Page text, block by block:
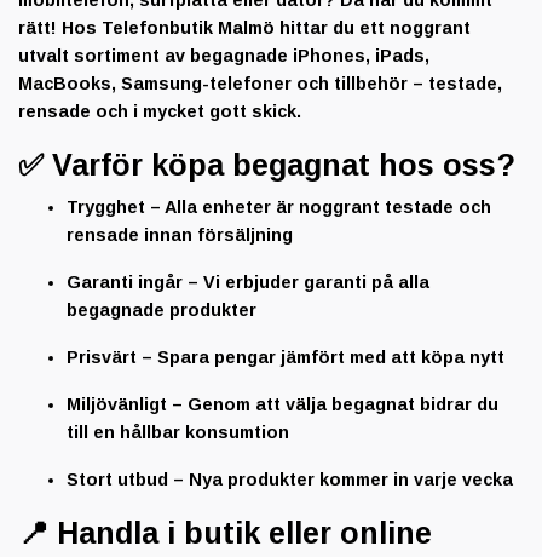
rätt! Hos Telefonbutik Malmö hittar du ett noggrant
utvalt sortiment av begagnade iPhones, iPads,
MacBooks, Samsung-telefoner och tillbehör – testade,
rensade och i mycket gott skick.
✅ Varför köpa begagnat hos oss?
Trygghet – Alla enheter är noggrant testade och
rensade innan försäljning
Garanti ingår – Vi erbjuder garanti på alla
begagnade produkter
Prisvärt – Spara pengar jämfört med att köpa nytt
Miljövänligt – Genom att välja begagnat bidrar du
till en hållbar konsumtion
Stort utbud – Nya produkter kommer in varje vecka
📍 Handla i butik eller online